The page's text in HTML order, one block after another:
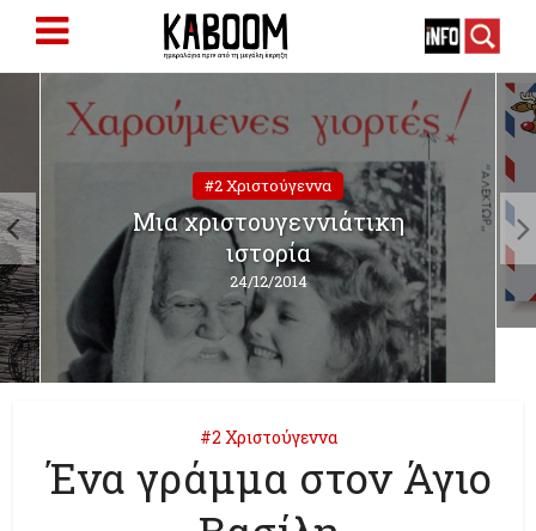
#2 Χριστούγεννα
Μια χριστουγεννιάτικη
ιστορία
24/12/2014
#2 Χριστούγεννα
Ένα γράμμα στον Άγιο